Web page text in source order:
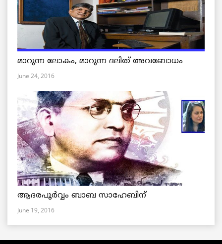
മാറുന്ന ലോകം, മാറുന്ന ദലിത് അവബോധം
June 24, 2016
ആദരപൂര്‍വ്വം ബാബ സാഹേബിന്
June 19, 2016